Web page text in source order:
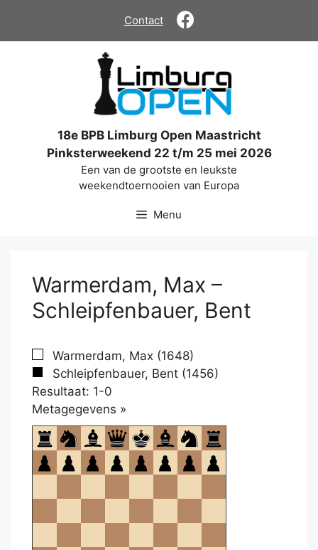
de
Contact
18e BPB Limburg Open Maastricht
Pinksterweekend 22 t/m 25 mei 2026
Een van de grootste en leukste
weekendtoernooien van Europa
Menu
Warmerdam, Max –
Schleipfenbauer, Bent
Warmerdam, Max (1648)
Schleipfenbauer, Bent (1456)
Resultaat: 1-0
Metagegevens »
om
te
openen.